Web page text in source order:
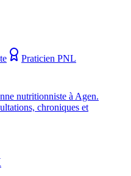
Praticien PNL
nutritionniste à Agen.
chroniques et